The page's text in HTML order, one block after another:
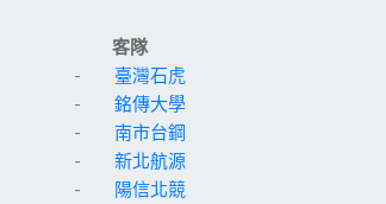
客隊
- 臺灣石虎
- 銘傳大學
- 南市台鋼
- 新北航源
- 陽信北競